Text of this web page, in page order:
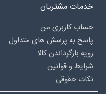
خدمات مشتریان
حساب کاربری من
پاسخ به پرسش های متداول
رویه بازگرداندن کالا
شرایط و قوانین
نکات حقوقی